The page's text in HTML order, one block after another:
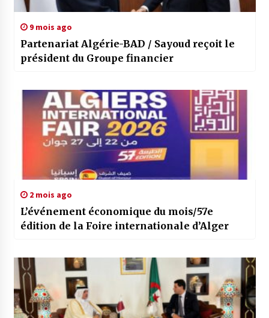
9 mois ago
Partenariat Algérie-BAD / Sayoud reçoit le
président du Groupe financier
2 mois ago
L’événement économique du mois/57e
édition de la Foire internationale d’Alger